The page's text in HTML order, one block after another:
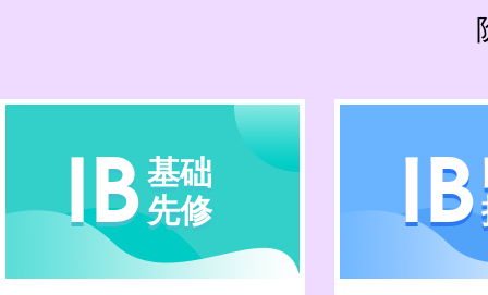
IB基础
先修
IB